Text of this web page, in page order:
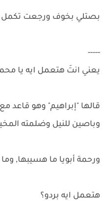
بصتلي بخوف ورجعت تكمل
-----
يعني انتَ هتعمل ايه يا
قالها "إبراهيم" وهو قاعد
وباصين للنيل وضلمته
ورحمة أبويا ما هسيبها,
هتعمل ايه بردو؟